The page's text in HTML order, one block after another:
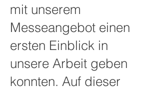
mit unserem
Messeangebot einen
ersten Einblick in
unsere Arbeit geben
konnten. Auf dieser